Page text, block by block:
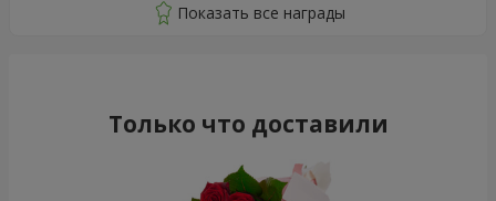
Только что доставили